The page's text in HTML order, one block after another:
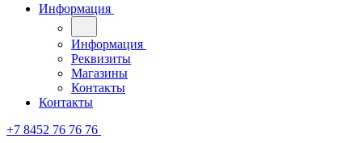
Информация
Информация
Реквизиты
Магазины
Контакты
Контакты
+7 8452 76 76 76